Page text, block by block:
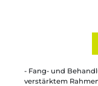
- Fang- und
verstärktem